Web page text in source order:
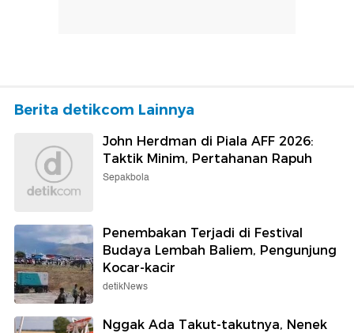
Berita detikcom Lainnya
John Herdman di Piala AFF 2026:
Taktik Minim, Pertahanan Rapuh
Sepakbola
Penembakan Terjadi di Festival
Budaya Lembah Baliem, Pengunjung
Kocar-kacir
detikNews
Nggak Ada Takut-takutnya, Nenek